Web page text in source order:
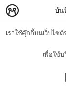
เราใช้คุ๊กกี้บนเว็บไซ
เพื่อใช้บ
บัน
บันทึ